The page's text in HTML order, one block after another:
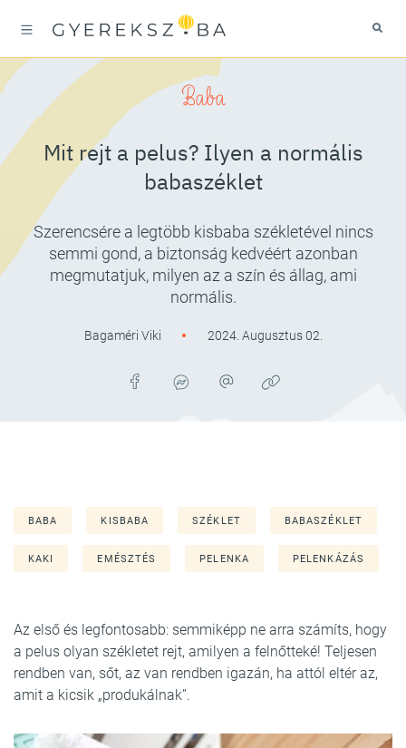
Baba
Mit rejt a pelus? Ilyen a normális
babaszéklet
Szerencsére a legtöbb kisbaba székletével nincs
semmi gond, a biztonság kedvéért azonban
megmutatjuk, milyen az a szín és állag, ami
normális.
Bagaméri Viki 2024. Augusztus 02.
BABA KISBABA SZÉKLET BABASZÉKLET
KAKI EMÉSZTÉS PELENKA PELENKÁZÁS
Az első és legfontosabb: semmiképp ne arra számíts, hogy
a pelus olyan székletet rejt, amilyen a felnőtteké! Teljesen
rendben van, sőt, az van rendben igazán, ha attól eltér az,
amit a kicsik „produkálnak”.